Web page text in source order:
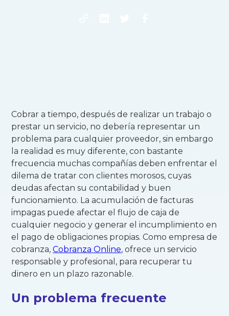
Cobrar a tiempo, después de realizar un trabajo o
prestar un servicio, no debería representar un
problema para cualquier proveedor, sin embargo
la realidad es muy diferente, con bastante
frecuencia muchas compañías deben enfrentar el
dilema de tratar con clientes morosos, cuyas
deudas afectan su contabilidad y buen
funcionamiento. La acumulación de facturas
impagas puede afectar el flujo de caja de
cualquier negocio y generar el incumplimiento en
el pago de obligaciones propias. Como empresa de
cobranza,Cobranza Online, ofrece un servicio
responsable y profesional, para recuperar tu
dinero en un plazo razonable.
Un problema frecuente